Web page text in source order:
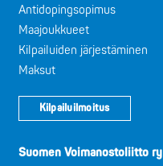
Antidopingsopimus
Maajoukkueet
Kilpailuiden järjestäminen
Maksut
Kilpailuilmoitus
Suomen Voimanostoliitto ry